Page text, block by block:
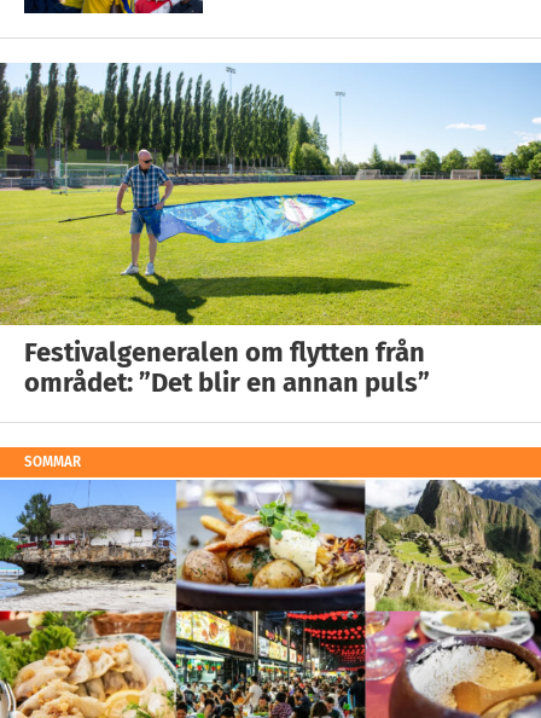
Festivalgeneralen om flytten från
området: ”Det blir en annan puls”
SOMMAR